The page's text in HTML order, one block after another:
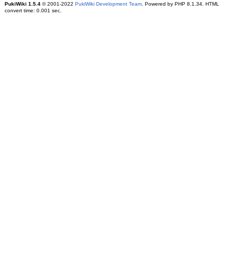
PukiWiki 1.5.4© 2001-2022 PukiWiki Development Team. Powered by PHP 8.1.34. HTML
convert time: 0.001 sec.